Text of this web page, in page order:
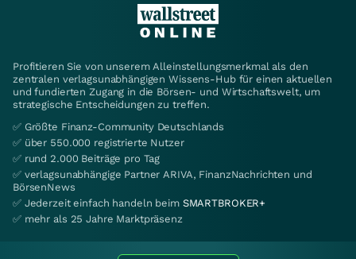
Profitieren Sie von unserem Alleinstellungsmerkmal als den
zentralen verlagsunabhängigen Wissens-Hub für einen aktuellen
und fundierten Zugang in die Börsen- und Wirtschaftswelt, um
strategische Entscheidungen zu treffen.
✅ Größte Finanz-Community Deutschlands
✅ über 550.000 registrierte Nutzer
✅ rund 2.000 Beiträge pro Tag
✅ verlagsunabhängige Partner ARIVA, FinanzNachrichten und
BörsenNews
✅ Jederzeit einfach handeln beim SMARTBROKER+
✅ mehr als 25 Jahre Marktpräsenz